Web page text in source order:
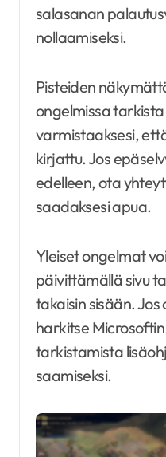
salasanan
nollaamiseksi.
Pisteiden
ongelmissa
varmistaaksesi,
kirjattu. Jos
edelleen, ota
saadaksesi apua.
Yleiset ongelmat
päivittämällä sivu
takaisin sisään.
harkitse
tarkistamista
saamiseksi.